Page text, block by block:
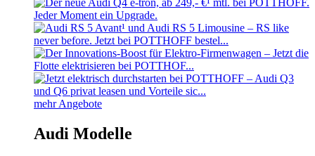
mehr Angebote
Audi Modelle